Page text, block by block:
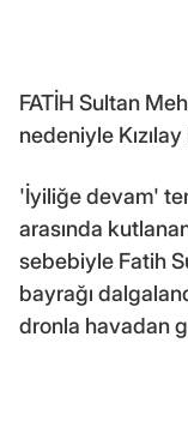
FATİH Sultan
nedeniyle Kızılay
'İyiliğe devam'
arasında
sebebiyle Fatih
bayrağı
dronla havadan